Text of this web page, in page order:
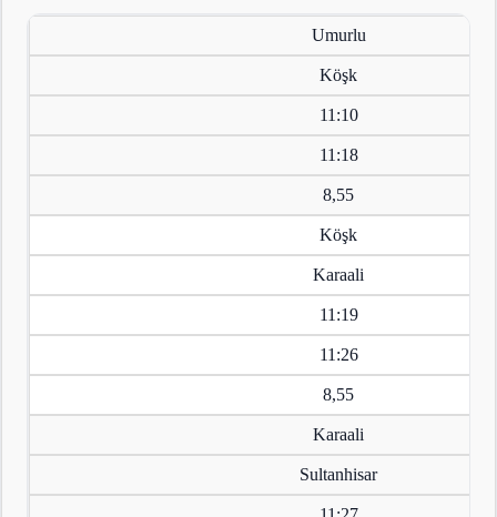
Umurlu
Köşk
11:10
11:18
8,55
Köşk
Karaali
11:19
11:26
8,55
Karaali
Sultanhisar